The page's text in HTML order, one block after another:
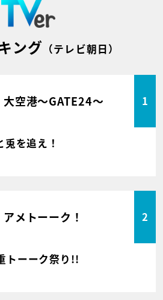
ング （テレビ朝日）
大空港～GATE24～ 1
を追え！
アメトーーク！ 2
トーーク祭り!!